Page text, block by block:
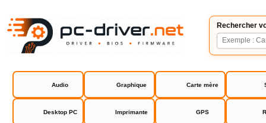
Rechercher
Audio Graphique Carte mère
Desktop PC Imprimante GPS